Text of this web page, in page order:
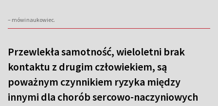
– mówi naukowiec.
Przewlekła samotność, wieloletni brak
kontaktu z drugim człowiekiem, są
poważnym czynnikiem ryzyka między
innymi dla chorób sercowo-naczyniowych